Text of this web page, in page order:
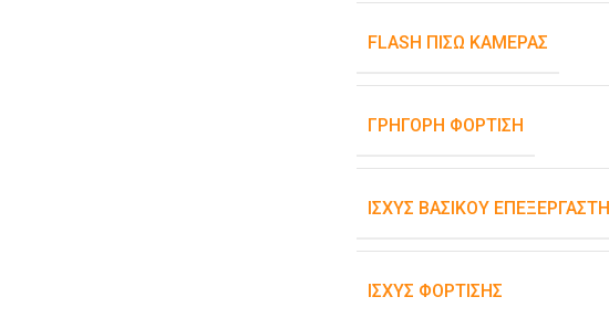
FLASH ΠΊΣΩ ΚΆΜΕΡΑΣ
ΓΡΉΓΟΡΗ ΦΌΡΤΙΣΗ
ΙΣΧΎΣ ΒΑΣΙΚΟΎ ΕΠΕΞΕΡΓΑΣΤΉ
ΙΣΧΎΣ ΦΌΡΤΙΣΗΣ